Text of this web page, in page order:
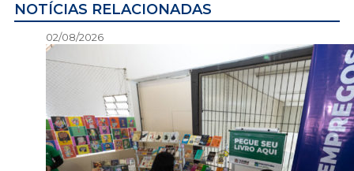
NOTÍCIAS RELACIONADAS
02/08/2026